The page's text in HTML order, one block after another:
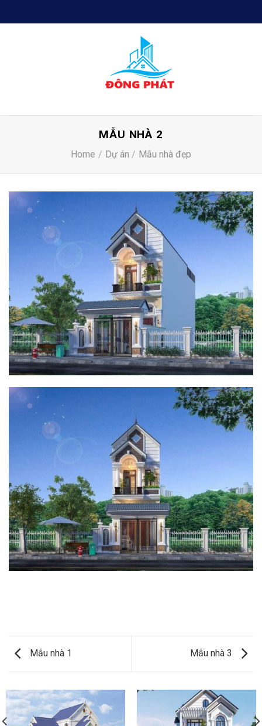
to
MẪU NHÀ 2
Home / Dự án / Mẫu nhà đẹp
Mẫu nhà 1 Mẫu nhà 3